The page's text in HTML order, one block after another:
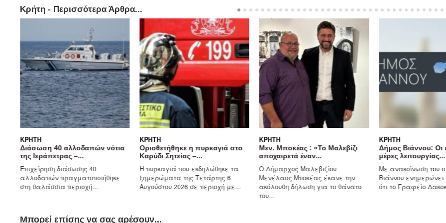
Κρήτη - Περισσότερα Άρθρα...
ΚΡΉΤΗ
Διάσωση 40 αλλοδαπών νότια
της Ιεράπετρας –...
Επιχείρηση διάσωσης 40
αλλοδαπών πραγματοποιήθηκε
στη θαλάσσια περιοχή...
ΚΡΉΤΗ
Οριοθετήθηκε η πυρκαγιά στο
Καρύδι Σητείας –...
Η πυρκαγιά που εκδηλώθηκε τα
ξημερώματα της Τετάρτης 6
Αυγούστου 2026 σε περιοχή με...
ΚΡΉΤΗ
Μεν. Μποκέας : «Το Μαλεβίζι
αποχαιρετά έναν...
Ο Δήμαρχος Μαλεβιζίου
Μενέλαος Μποκέας έκανε την
ακόλουθη δήλωση για το θάνατο
του...
ΚΡΉΤΗ
Δήμος Βιάννου: Οι
μέρες λειτουργίας...
Με ανακοίνωση του
Βιάννου ενημερώνει
ότι το Γραφείο
Μπορεί επίσης να σας αρέσουν...